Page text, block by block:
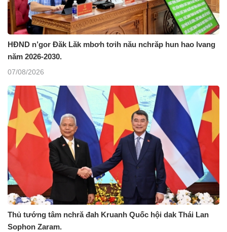
HĐND n’gor Đăk Lăk mbơh tơih nău nchrăp hun hao lvang
năm 2026-2030.
07/08/2026
Thủ tướng tâm nchră đah Kruanh Quốc hội dak Thái Lan
Sophon Zaram.